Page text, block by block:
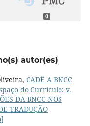
0
autor(es)
CADÊ A BNCC
do Currículo: v.
DA BNCC NOS
TRADUÇÃO